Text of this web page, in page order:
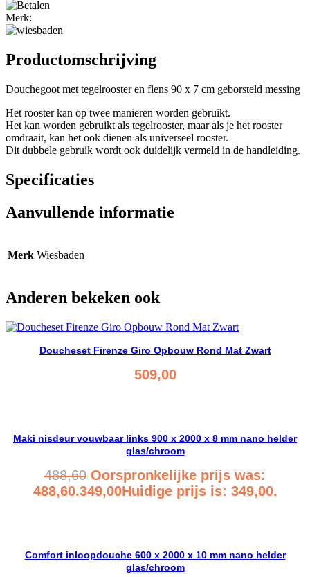
Merk:
Productomschrijving
Douchegoot met tegelrooster en flens 90 x 7 cm geborsteld messing
Het rooster kan op twee manieren worden gebruikt.
Het kan worden gebruikt als tegelrooster, maar als je het rooster
omdraait, kan het ook dienen als universeel rooster.
Dit dubbele gebruik wordt ook duidelijk vermeld in de handleiding.
Specificaties
Aanvullende informatie
Merk Wiesbaden
Anderen bekeken ook
Doucheset Firenze Giro Opbouw Rond Mat Zwart
509,00
Maki nisdeur vouwbaar links 900 x 2000 x 8 mm nano helder
glas/chroom
488,60 Oorspronkelijke prijs was:
488,60.349,00Huidige prijs is: 349,00.
Comfort inloopdouche 600 x 2000 x 10 mm nano helder
glas/chroom